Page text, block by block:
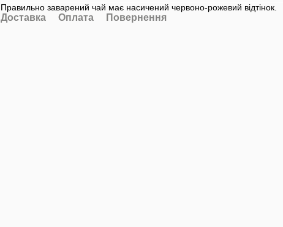
Правильно заварений чай має насичений червоно-рожевий відтінок.
Доставка Оплата Повернення